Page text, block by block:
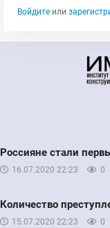
Войдите или
Россияне стали
16.07.2020 22:23 0
Количество
15.07.2020 22:23 0